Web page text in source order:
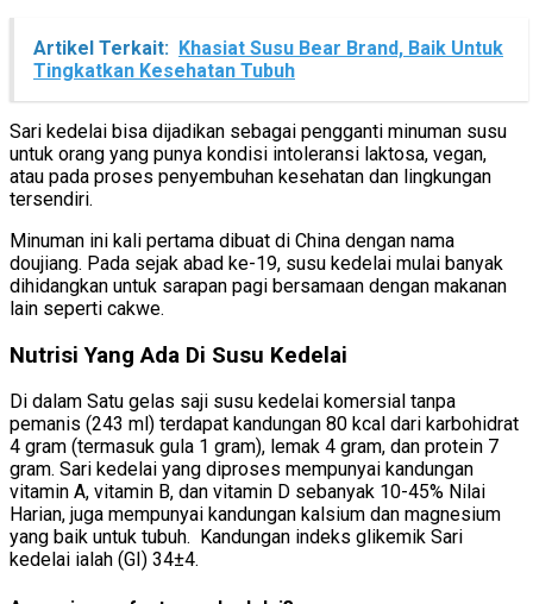
Artikel Terkait: Khasiat Susu Bear Brand, Baik Untuk
Tingkatkan Kesehatan Tubuh
Sari kedelai bisa dijadikan sebagai pengganti minuman susu
untuk orang yang punya kondisi intoleransi laktosa, vegan,
atau pada proses penyembuhan kesehatan dan lingkungan
tersendiri.
Minuman ini kali pertama dibuat di China dengan nama
doujiang. Pada sejak abad ke-19, susu kedelai mulai banyak
dihidangkan untuk sarapan pagi bersamaan dengan makanan
lain seperti cakwe.
Nutrisi Yang Ada Di Susu Kedelai
Di dalam Satu gelas saji susu kedelai komersial tanpa
pemanis (243 ml) terdapat kandungan 80 kcal dari karbohidrat
4 gram (termasuk gula 1 gram), lemak 4 gram, dan protein 7
gram. Sari kedelai yang diproses mempunyai kandungan
vitamin A, vitamin B, dan vitamin D sebanyak 10-45% Nilai
Harian, juga mempunyai kandungan kalsium dan magnesium
yang baik untuk tubuh. Kandungan indeks glikemik Sari
kedelai ialah (GI) 34±4.